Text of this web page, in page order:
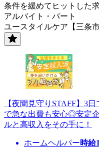
条件を緩めてヒットした
アルバイト・パート
ユースタイルケア【三条
【夜間見守りSTAFF】3
で急な出費も安心◎安定
ルと高収入をその手に！
ホームヘルパー時給